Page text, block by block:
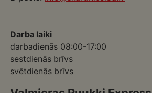
Darba laiki
darbadienās 08:00-17:00
sestdienās brīvs
svētdienās brīvs